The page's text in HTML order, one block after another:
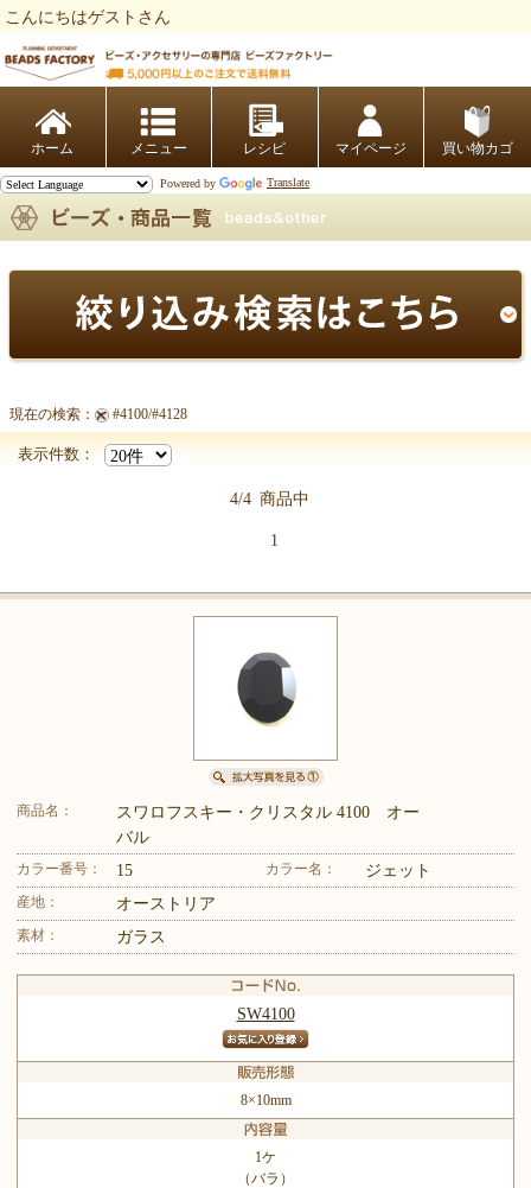
こんにちはゲストさん
ホーム レシピ マイページ 買い物カゴ
Powered by Translate
【CRYSTALLIZED -Swarovski Elements (スワロフスキー)商
現在の検索： #4100/#4128
表示件数：
4/4 商品中
1
商品名：
スワロフスキー・クリスタル 4100 オー
バル
カラー番号： 15 カラー名： ジェット
産地： オーストリア
素材： ガラス
SW4100
8×10mm
1ケ
（バラ）